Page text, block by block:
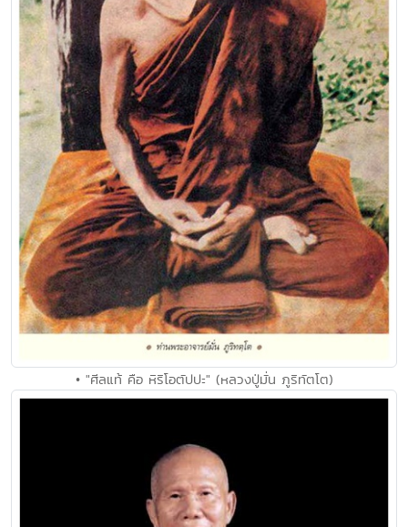
• "ศีลแท้ คือ หิริโอตัปปะ" (หลวงปู่มั่น ภูริทัตโต)